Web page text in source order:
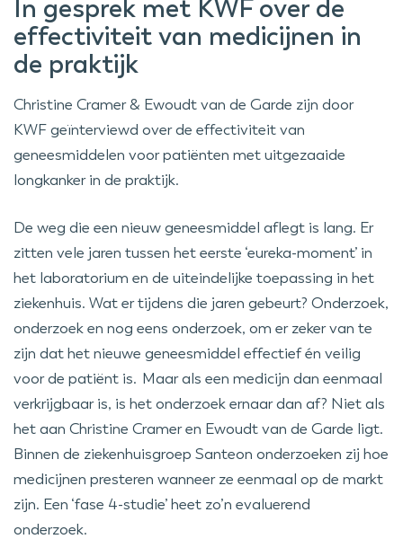
In gesprek met KWF over de
effectiviteit van medicijnen in
de praktijk
Christine Cramer & Ewoudt van de Garde zijn door
KWF geïnterviewd over de effectiviteit van
geneesmiddelen voor patiënten met uitgezaaide
longkanker in de praktijk.
​De weg die een nieuw geneesmiddel aflegt is lang. Er
zitten vele jaren tussen het eerste ‘eureka-moment’ in
het laboratorium en de uiteindelijke toepassing in het
ziekenhuis. Wat er tijdens die jaren gebeurt? Onderzoek,
onderzoek en nog eens onderzoek, om er zeker van te
zijn dat het nieuwe geneesmiddel effectief én veilig
voor de patiënt is. Maar als een medicijn dan eenmaal
verkrijgbaar is, is het onderzoek ernaar dan af? Niet als
het aan Christine Cramer en Ewoudt van de Garde ligt.
Binnen de ziekenhuisgroep Santeon onderzoeken zij hoe
medicijnen presteren wanneer ze eenmaal op de markt
zijn. Een ‘fase 4-studie’ heet zo’n evaluerend
onderzoek.